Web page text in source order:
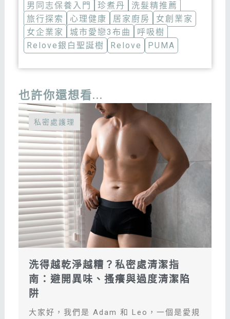
男同志保養入門
珍煮丹
洗髮精推薦
旅行探索
心理健康 居家廚房
女創業家
女企業家
城市愛戀3布曲
呼吸樹
Relove銀白聖誕樹
Relove PUMA
也許你還想看...
私密處護理
洗得越乾淨越糟？私密處清潔指
南：避開異味、搔癢與過度清潔陷
阱
大家好，我們是 Adam 和 Leo，一個是愛規